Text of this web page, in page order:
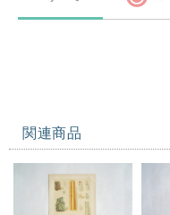
関連商品